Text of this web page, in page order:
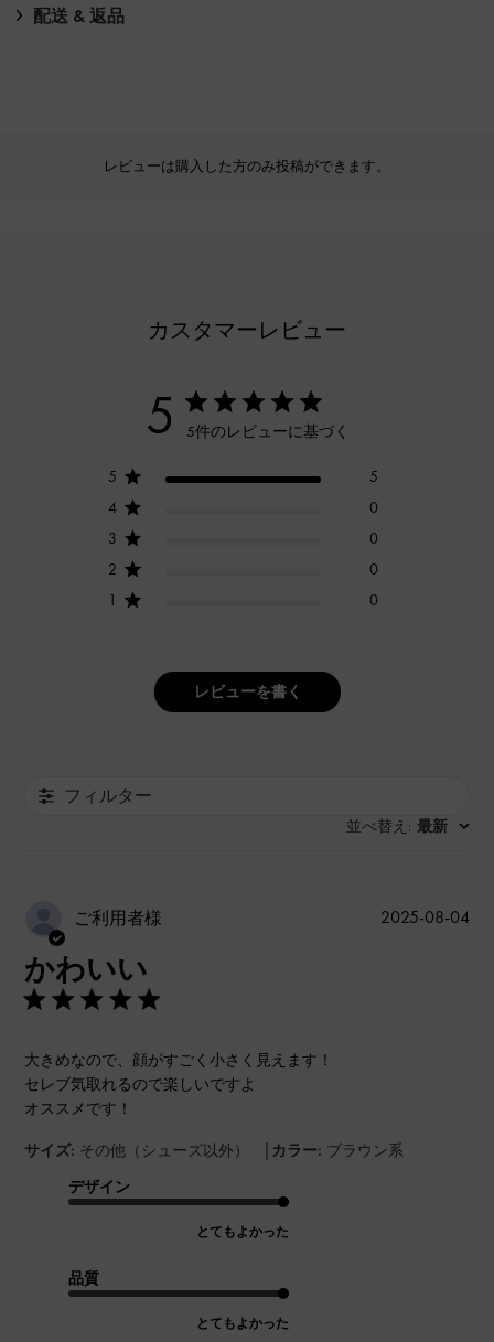
配送 & 返品
レビューは購入した方のみ投稿ができます。
カスタマーレビュー
5 5件のレビューに基づく
5
5
4
0
3
0
2
0
1
0
レビューを書く
フィルター
並べ替え : 最新
ご利用者様
かわいい
大きめなので、顔がすごく小さく見えます！
セレブ気取れるので楽しいですよ
オススメです！
サイズ: その他（シューズ以外） | カラー: ブラウン系
デザイン
とてもよかった
品質
とてもよかった
公
2025-08-04